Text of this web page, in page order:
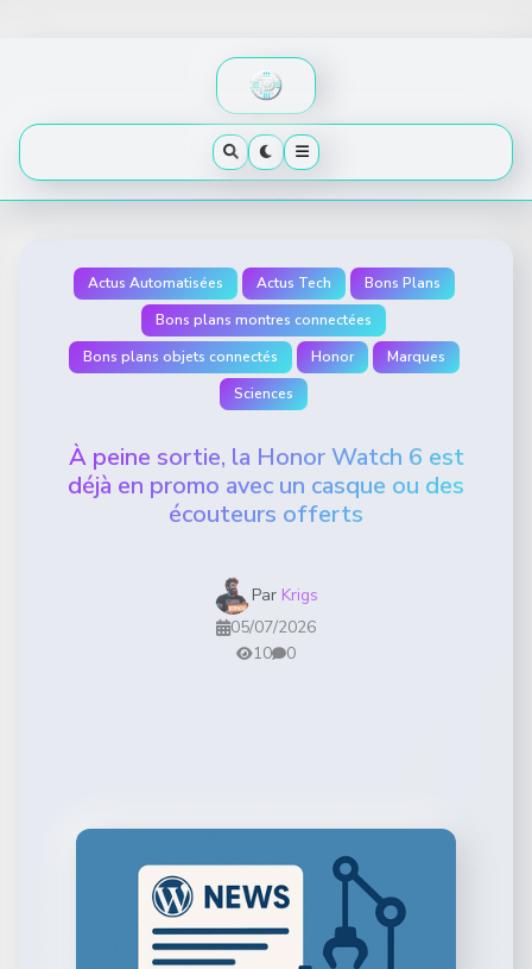
Actus Automatisées Actus Tech
Bons Plans
Bons plans montres connectées
Bons plans objets connectés
Honor
Marques
Sciences
À peine sortie, la Honor Watch 6 est
déjà en promo avec un casque ou des
écouteurs offerts
Par Krigs
05/07/2026
10
0